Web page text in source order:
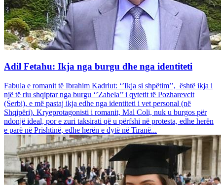
Adil Fetahu: Ikja nga burgu dhe nga identiteti
Fabula e romanit të Ibrahim Kadriut: ‘’Ikja si shpëtim’’, është ikja i
një të riu shqiptar nga burgu ‘’Zabela’’ i qytetit të Pozharevcit
(Serbi), e më pastaj ikja edhe nga identiteti i vet personal (në
Shqipëri). Kryeprotagonisti i romanit, Mal Coli, nuk u burgos për
ndonjë ideal, por e zuri taksirati që u përfshi në protesta, edhe herën
e parë në Prishtinë, edhe herën e dytë në Tiranë...